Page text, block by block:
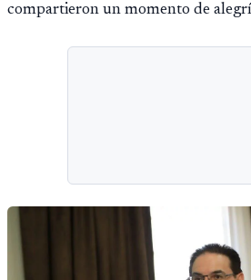
compartieron un momento de